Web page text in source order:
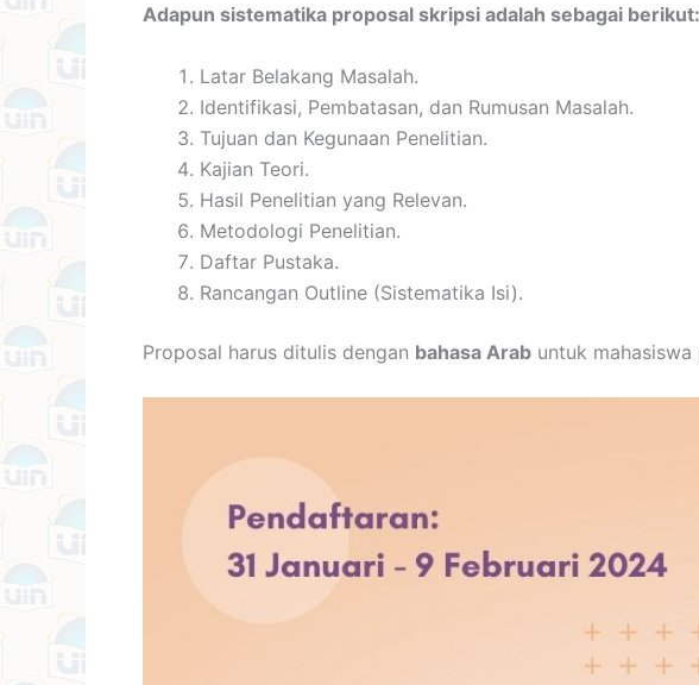
Adapun sistematika proposal skripsi adalah sebagai berikut:
Latar Belakang Masalah.
Identifikasi, Pembatasan, dan Rumusan Masalah.
Tujuan dan Kegunaan Penelitian.
Kajian Teori.
Hasil Penelitian yang Relevan.
Metodologi Penelitian.
Daftar Pustaka.
Rancangan Outline (Sistematika Isi).
Proposal harus ditulis dengan bahasa Arab untuk